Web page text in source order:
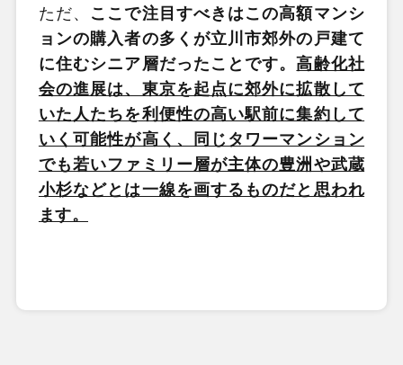
ただ、 ここで注目すべきはこの高額マンシ
ョンの購入者の多くが立川市郊外の戸建て
に住むシニア層だったことです。高齢化社
会の進展は、東京を起点に郊外に拡散して
いた人たちを利便性の高い駅前に集約して
いく可能性が高く、同じタワーマンション
でも若いファミリー層が主体の豊洲や武蔵
小杉などとは一線を画するものだと思われ
ます。